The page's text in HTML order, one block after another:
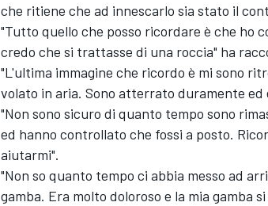
che ritiene che ad innescarlo sia stato il
"Tutto quello che posso ricordare è che ho
credo che si trattasse di una roccia" ha
"L'ultima immagine che ricordo è mi sono
volato in aria. Sono atterrato duramente ed
"Non sono sicuro di quanto tempo sono
ed hanno controllato che fossi a posto.
aiutarmi".
"Non so quanto tempo ci abbia messo ad
gamba. Era molto doloroso e la mia gamba